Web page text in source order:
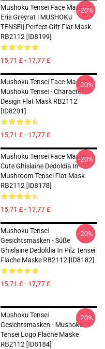
Mushoku Tensei Face Masks -
Eris Greyrat | MUSHOKU
TENSEI| Perfect Gift Flat Mask
RB2112 [ID8199]
15,71 £ - 17,77 £
-20%
Mushoku Tensei Face Masks -
Mushoku Tensei - Character
Design Flat Mask RB2112
[ID8201]
15,71 £ - 17,77 £
-20%
Mushoku Tensei Face Masks -
Cute Ghislaine Dedoldia In
Mushroom Tensei Flat Mask
RB2112 [ID8178]
15,71 £ - 17,77 £
-20%
Mushoku Tensei
Gesichtsmasken - Süße
Ghislaine Dedoldia In Pilz Tensei
Flache Maske RB2112 [ID8182]
15,71 £ - 17,77 £
-20%
Mushoku Tensei
Gesichtsmasken - Mushoku
Tensei Logo Flache Maske
RB2112 [ID8184]
-20%